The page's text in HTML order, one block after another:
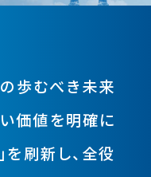
歩むべき未来
価値を明確に
を刷新し、全役